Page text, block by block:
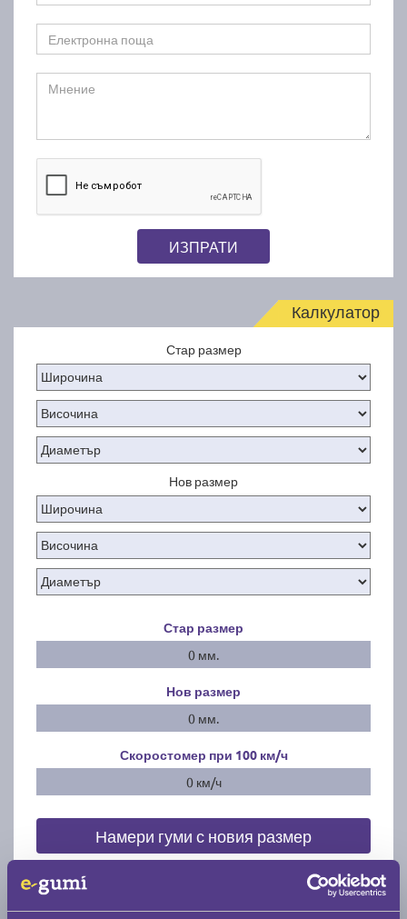
ИЗПРАТИ
Калкулатор
Стар размер
Нов размер
Стар размер
0 мм.
Нов размер
0 мм.
Скоростомер при 100 км/ч
0 км/ч
Намери гуми с новия размер
По марка автомобил